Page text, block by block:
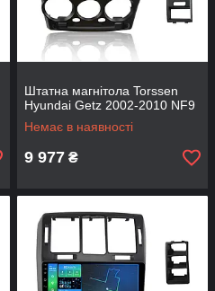
Штатна магнітола Torssen
Hyundai Getz 2002-2010 NF9
Немає в наявності
9 977 ₴